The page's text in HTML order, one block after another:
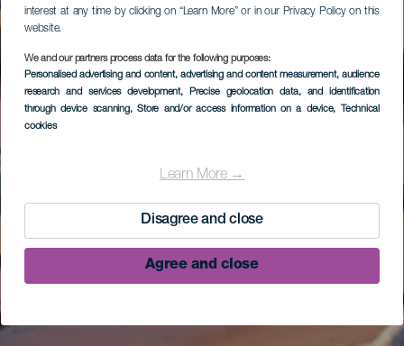
interest at any time by clicking on “Learn More” or in our Privacy Policy on this
website.
We and our partners process data for the following purposes:
Personalised advertising and content, advertising and content measurement, audience
research and services development, Precise geolocation data, and identification
through device scanning, Store and/or access information on a device, Technical
cookies
Learn More →
Disagree and close
Agree and close